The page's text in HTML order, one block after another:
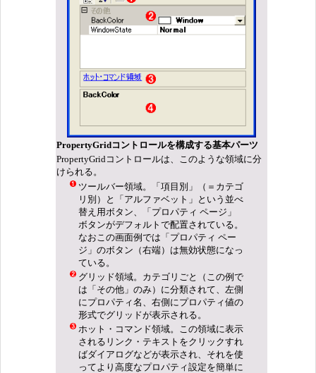
PropertyGridコントロールを構成する基本パーツ
PropertyGridコントロールは、このような領域に分
けられる。
ツールバー領域。「項目別」（＝カテゴ
リ別）と「アルファベット」という並べ
替え用ボタン、「プロパティ ページ」
ボタンがデフォルトで配置されている。
なおこの画面例では「プロパティ ペー
ジ」のボタン（右端）は無効状態になっ
ている。
グリッド領域。カテゴリごと（この例で
は「その他」のみ）に分類されて、左側
にプロパティ名、右側にプロパティ値の
形式でグリッドが表示される。
ホット・コマンド領域。この領域に表示
されるリンク・テキストをクリックすれ
ばダイアログなどが表示され、それを使
ってより高度なプロパティ設定を簡単に